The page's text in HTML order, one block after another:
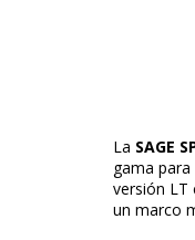
La SAGE
gama
versión LT
un marco